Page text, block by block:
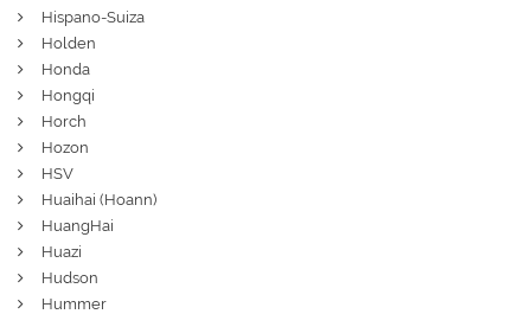
Hispano-Suiza
Holden
Honda
Hongqi
Horch
Hozon
HSV
Huaihai (Hoann)
HuangHai
Huazi
Hudson
Hummer